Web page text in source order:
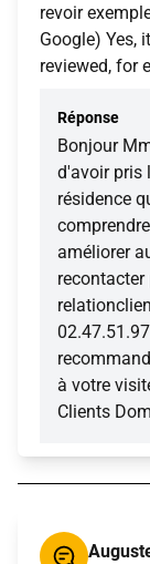
revoir
Google) Yes,
reviewed, for
Réponse
Bonjour
d'avoir pris
résidence
améliorer
recontacter
à votre
Clients